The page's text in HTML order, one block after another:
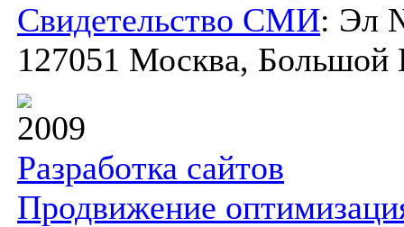
Свидетельство СМИ: Эл
127051 Москва, Большой
2009
Разработка сайтов
Продвижение